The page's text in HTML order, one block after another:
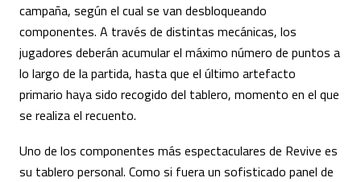
campaña, según el cual se van desbloqueando
componentes. A través de distintas mecánicas, los
jugadores deberán acumular el máximo número de puntos a
lo largo de la partida, hasta que el último artefacto
primario haya sido recogido del tablero, momento en el que
se realiza el recuento.
Uno de los componentes más espectaculares de Revive es
su tablero personal. Como si fuera un sofisticado panel de